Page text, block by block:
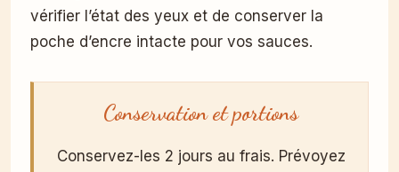
vérifier l’état des yeux et de conserver la
poche d’encre intacte pour vos sauces.
Conservation et portions
Conservez-les 2 jours au frais. Prévoyez